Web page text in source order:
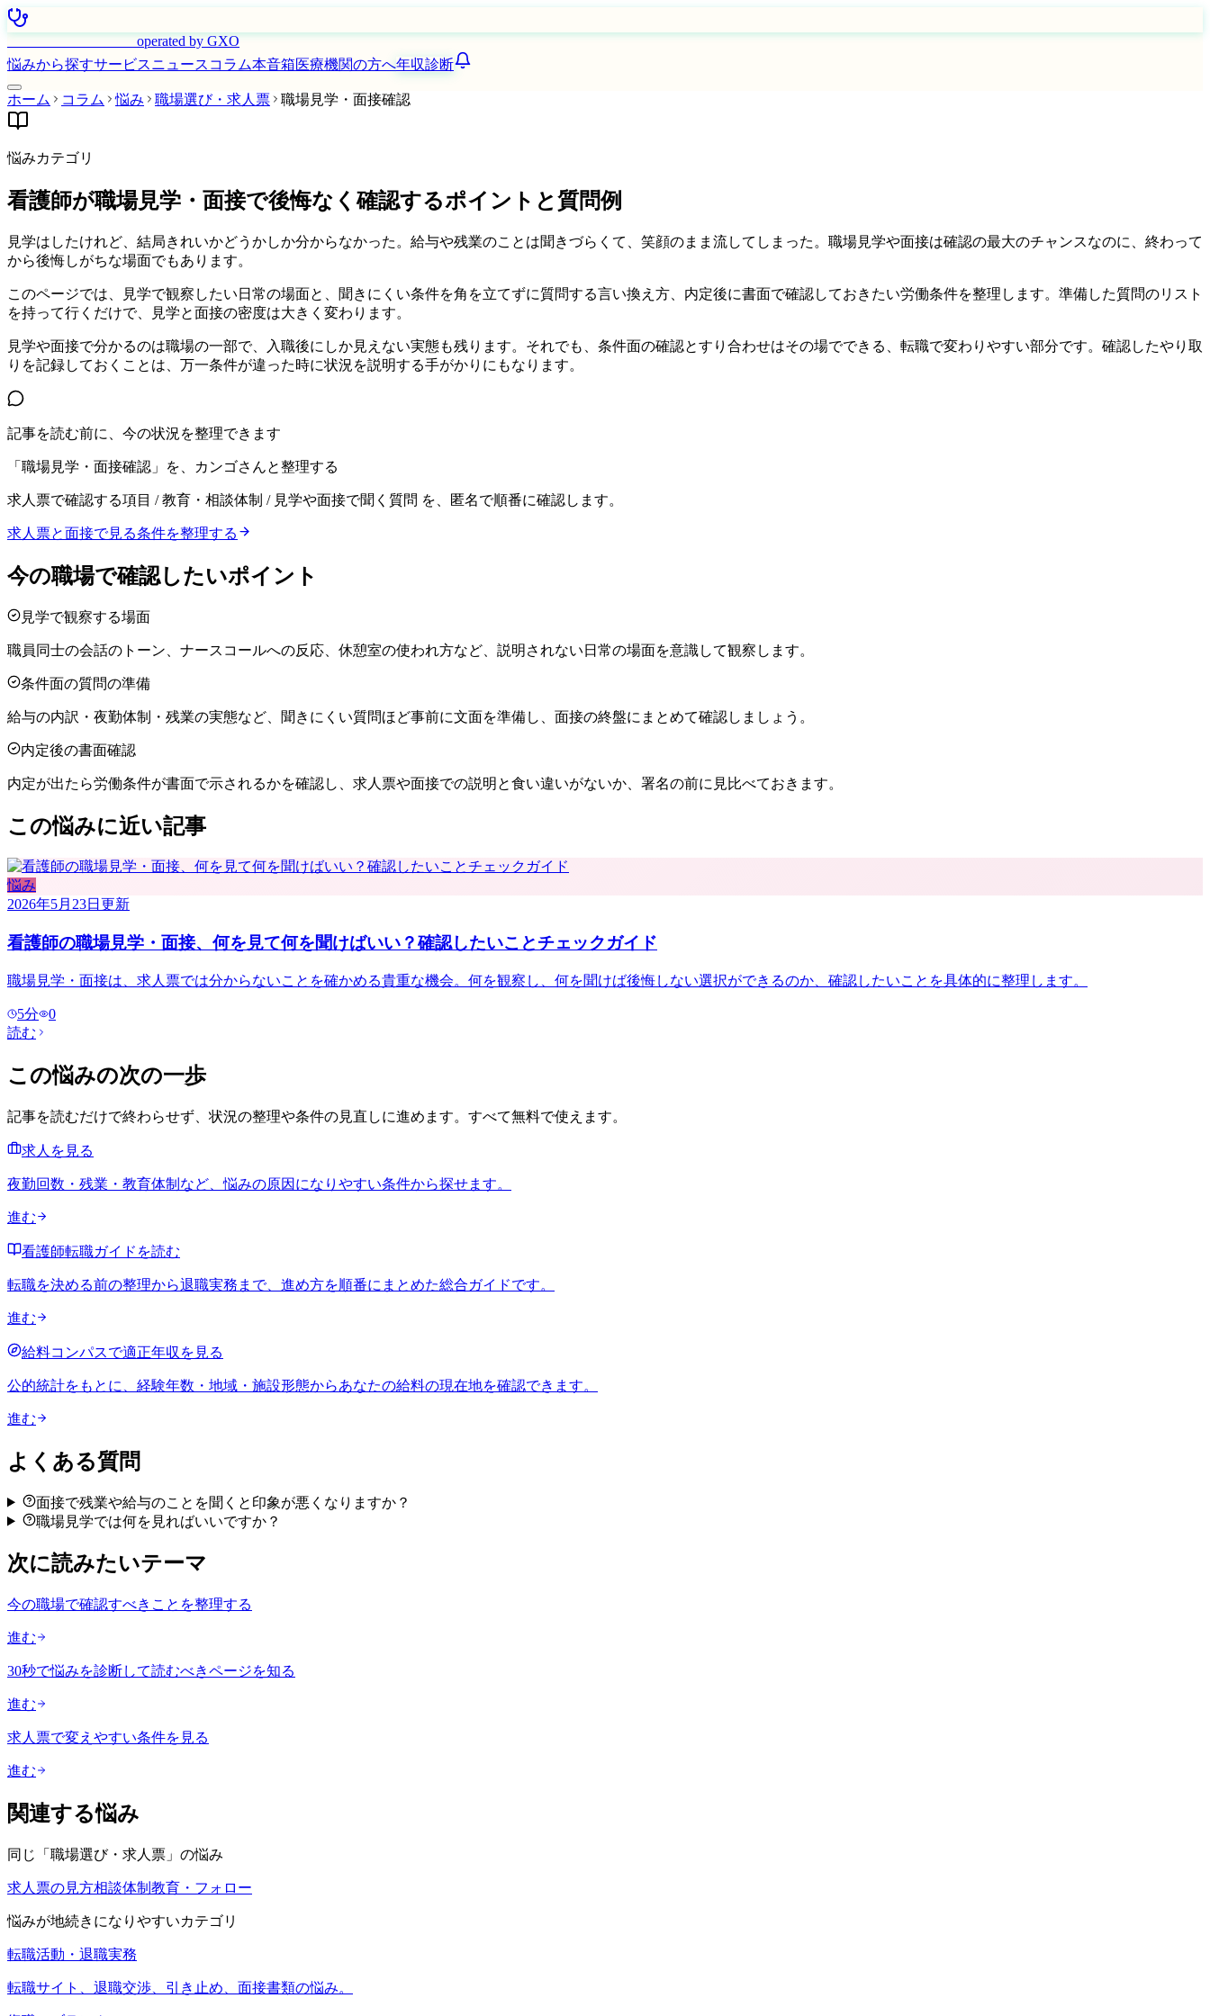
operated by GXO
悩みから探すサービスニュース コラム本音箱医療機関の方へ年収診断
ホーム コラム 悩み 職場選び・求人票 職場見学・面接確認
悩みカテゴリ
看護師が職場見学・面接で後悔なく確認するポイントと質問例
見学はしたけれど、結局きれいかどうかしか分からなかった。給与や残業のことは聞きづらくて、笑顔のまま流してしまった。職場見学や面接は確認の最大のチャンスなのに、終わって
から後悔しがちな場面でもあります。
このページでは、見学で観察したい日常の場面と、聞きにくい条件を角を立てずに質問する言い換え方、内定後に書面で確認しておきたい労働条件を整理します。準備した質問のリスト
を持って行くだけで、見学と面接の密度は大きく変わります。
見学や面接で分かるのは職場の一部で、入職後にしか見えない実態も残ります。それでも、条件面の確認とすり合わせはその場でできる、転職で変わりやすい部分です。確認したやり取
りを記録しておくことは、万一条件が違った時に状況を説明する手がかりにもなります。
記事を読む前に、今の状況を整理できます
「職場見学・面接確認」を、カンゴさんと整理する
求人票で確認する項目 / 教育・相談体制 / 見学や面接で聞く質問 を、匿名で順番に確認します。
求人票と面接で見る条件を整理する
今の職場で確認したいポイント
見学で観察する場面
職員同士の会話のトーン、ナースコールへの反応、休憩室の使われ方など、説明されない日常の場面を意識して観察します。
条件面の質問の準備
給与の内訳・夜勤体制・残業の実態など、聞きにくい質問ほど事前に文面を準備し、面接の終盤にまとめて確認しましょう。
内定後の書面確認
内定が出たら労働条件が書面で示されるかを確認し、求人票や面接での説明と食い違いがないか、署名の前に見比べておきます。
この悩みに近い記事
悩み
2026年5月23日 更新
看護師の職場見学・面接、何を見て何を聞けばいい？確認したいことチェックガイド
職場見学・面接は、求人票では分からないことを確かめる貴重な機会。何を観察し、何を聞けば後悔しない選択ができるのか、確認したいことを具体的に整理します。
5分
0
読む
この悩みの次の一歩
記事を読むだけで終わらせず、状況の整理や条件の見直しに進めます。すべて無料で使えます。
求人を見る
夜勤回数・残業・教育体制など、悩みの原因になりやすい条件から探せます。
進む
看護師転職ガイドを読む
転職を決める前の整理から退職実務まで、進め方を順番にまとめた総合ガイドです。
進む
給料コンパスで適正年収を見る
公的統計をもとに、経験年数・地域・施設形態からあなたの給料の現在地を確認できます。
進む
よくある質問
面接で残業や給与のことを聞くと印象が悪くなりますか？
職場見学では何を見ればいいですか？
次に読みたいテーマ
今の職場で確認すべきことを整理する
進む
30秒で悩みを診断して読むべきページを知る
進む
求人票で変えやすい条件を見る
進む
関連する悩み
同じ「 職場選び・求人票 」の悩み
求人票の見方相談体制 教育・フォロー
悩みが地続きになりやすいカテゴリ
転職活動・退職実務
転職サイト、退職交渉、引き止め、面接書類の悩み。